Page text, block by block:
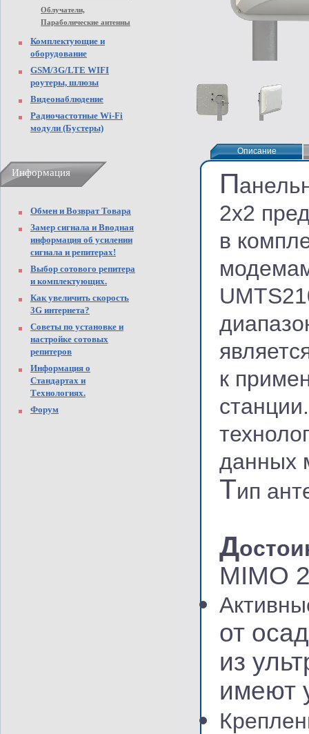
Облучатели,
Параболические антенны
Комплектующие и
оборудование
GSM/3G/LTE WIFI
роутеры, шлюзы
Видеонаблюдение
Радиочастотные Wi-Fi
модули (Бустеры)
Информация
Обмен и Возврат Товара
Замер сигнала и Вводная
информация об усилении
сигнала и репитерах!
Выбор сотового репитера
и комплектующих.
Как увеличить скорость
3G интернета?
Советы по установке и
настройке сотовых
репитеров
Информация о
Стандартах и
Технологиях.
Форум
Описание
Описание
П
2x2
в
к
данных
Тип
Д
MIMO
от
из
имеют